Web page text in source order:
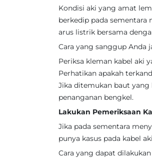
Kondisi aki yang amat
berkedip pada
arus listrik bersama
Cara yang sanggup Anda
Periksa kleman kabel aki
Perhatikan apakah
Jika ditemukan baut
penanganan bengkel.
Lakukan Pemeriksaan
Jika pada sementara
punya kasus pada kabel
Cara yang dapat